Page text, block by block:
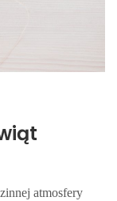
atmosfery